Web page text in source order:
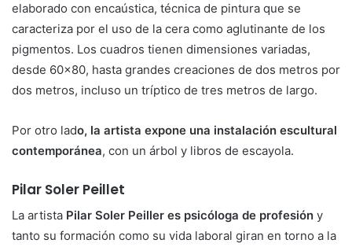
elaborado con encaústica, técnica de pintura que se
caracteriza por el uso de la cera como aglutinante de los
pigmentos. Los cuadros tienen dimensiones variadas,
desde 60×80, hasta grandes creaciones de dos metros por
dos metros, incluso un tríptico de tres metros de largo.
Por otro lado, la artista expone una instalación escultural
contemporánea, con un árbol y libros de escayola.
Pilar Soler Peillet
La artista Pilar Soler Peiller es psicóloga de profesión y
tanto su formación como su vida laboral giran en torno a la